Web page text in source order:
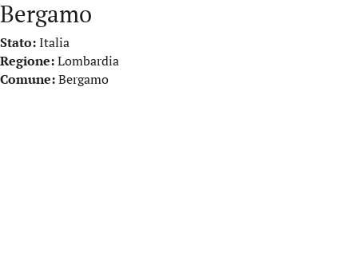
Bergamo
Stato:Italia
Regione:Lombardia
Comune:Bergamo